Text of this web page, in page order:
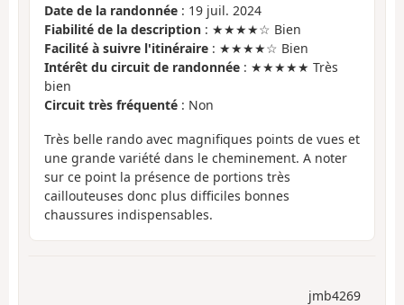
Date de la randonnée : 19 juil. 2024
Fiabilité de la description : ★★★★☆ Bien
Facilité à suivre l'itinéraire : ★★★★☆ Bien
Intérêt du circuit de randonnée : ★★★★★ Très
bien
Circuit très fréquenté : Non
Très belle rando avec magnifiques points de vues et
une grande variété dans le cheminement. A noter
sur ce point la présence de portions très
caillouteuses donc plus difficiles bonnes
chaussures indispensables.
jmb4269